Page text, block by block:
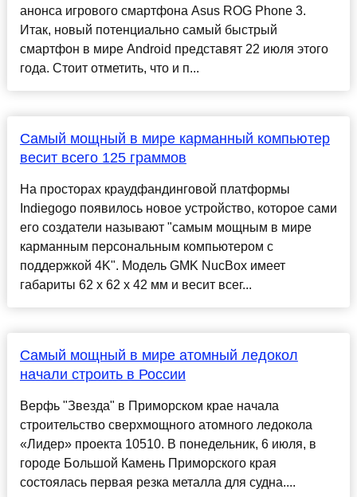
анонса игрового смартфона Asus ROG Phone 3.
Итак, новый потенциально самый быстрый
смартфон в мире Android представят 22 июля этого
года. Стоит отметить, что и п...
Самый мощный в мире карманный компьютер
весит всего 125 граммов
На просторах краудфандинговой платформы
Indiegogo появилось новое устройство, которое сами
его создатели называют "самым мощным в мире
карманным персональным компьютером с
поддержкой 4K". Модель GMK NucBox имеет
габариты 62 x 62 x 42 мм и весит всег...
Самый мощный в мире атомный ледокол
начали строить в России
Верфь "Звезда" в Приморском крае начала
строительство сверхмощного атомного ледокола
«Лидер» проекта 10510. В понедельник, 6 июля, в
городе Большой Камень Приморского края
состоялась первая резка металла для судна....